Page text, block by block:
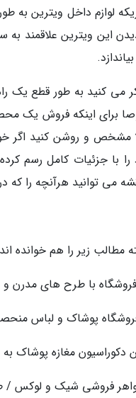
لوازم داخل ویترین به
این ویترین علاقمند
می کنید به طور قطع
برای اینکه فروش یک
مشخص و روشن کنید اگر
با جزئیات کامل رسم
می توانید هرآنچه را که
مطالب زیر را هم خوانده
فروشگاه با طرح های
پوشاک و لباس
مغازه پوشاک به
فروشی شیک و لوکس /